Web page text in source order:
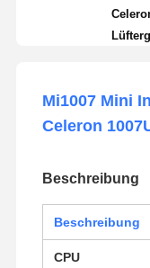
Mi1007 Mini
Celeron
Beschreibung
Beschreibung
CPU